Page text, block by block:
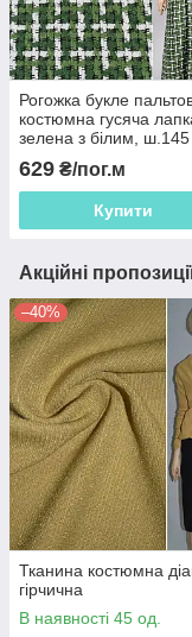
Рогожка букле
костюмна гусяча
зелена з білим, ш.145
(19202.001)
629 ₴/пог.м
Купити
Акційні
–40%
Тканина костюмна
гірчична
В наявності 45 од.